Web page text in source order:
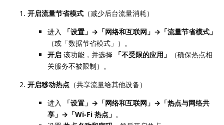
开启流量节省模式 （减少后台流量消耗）
进入
「设置」→「网络和互联网」→「流量节省模式」
（或「数据节省模式」）。
开启 该功能，并选择 「不受限的应用」
（确保热点相
关服务不被限制）。
开启移动热点 （共享流量给其他设备）
进入
「设置」→「网络和互联网」→「热点与网络共
享」→「Wi-Fi 热点」 。